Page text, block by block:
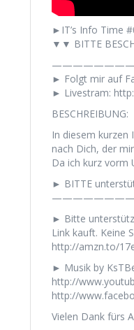
►IT’s Info Time
▼▼ BITTE
► Folgt mir auf
► Livestram:
BESCHREIBUNG:
In diesem kurzen
nach Dich, der
Da ich kurz vorm
► BITTE
► Bitte
Link kauft. Keine
http://amzn.to/
► Musik by
http://
http://
Vielen Dank fürs